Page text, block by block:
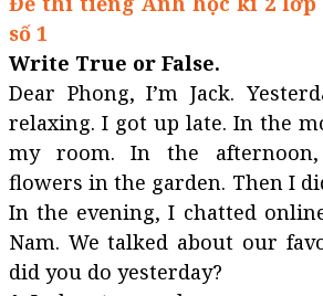
số 1
Write True or False.
Dear Phong, I’m Jack.
relaxing. I got up late. In the
my room. In the
flowers in the garden. Then I
In the evening, I chatted
Nam. We talked about our
did you do yesterday?